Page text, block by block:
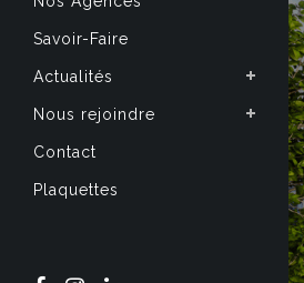
Savoir-Faire
Actualités
Nous rejoindre
Contact
Plaquettes